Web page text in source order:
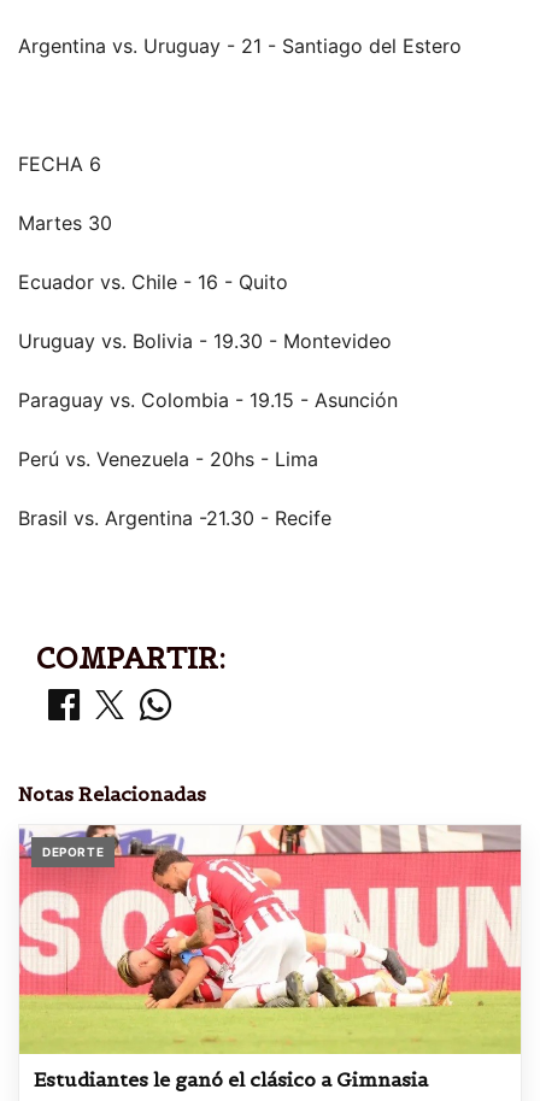
Argentina vs. Uruguay - 21 - Santiago del Estero
FECHA 6
Martes 30
Ecuador vs. Chile - 16 - Quito
Uruguay vs. Bolivia - 19.30 - Montevideo
Paraguay vs. Colombia - 19.15 - Asunción
Perú vs. Venezuela - 20hs - Lima
Brasil vs. Argentina -21.30 - Recife
COMPARTIR:
Notas Relacionadas
DEPORTE
Estudiantes le ganó el clásico a Gimnasia